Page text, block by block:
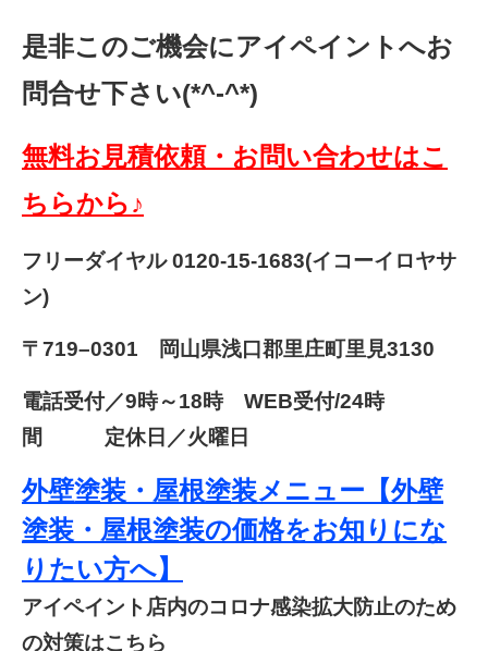
是非このご機会にアイペイントへお
問合せ下さい(*^-^*)
無料お見積依頼・お問い合わせはこ
ちらから♪
フリーダイヤル 0120-15-1683(イコーイロヤサ
ン)
〒719–0301 岡山県浅口郡里庄町里見3130
電話受付／9時～18時 WEB受付/24時
間 定休日／火曜日
外壁塗装・屋根塗装メニュー【外壁
塗装・屋根塗装の価格をお知りにな
りたい方へ】
アイペイント店内のコロナ感染拡大防止のため
の対策はこちら